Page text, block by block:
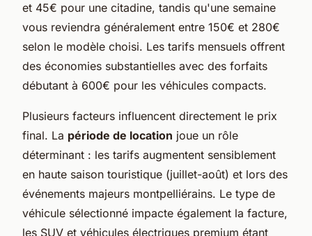
et 45€ pour une citadine, tandis qu'une semaine
vous reviendra généralement entre 150€ et 280€
selon le modèle choisi. Les tarifs mensuels offrent
des économies substantielles avec des forfaits
débutant à 600€ pour les véhicules compacts.
Plusieurs facteurs influencent directement le prix
final. La période de location joue un rôle
déterminant : les tarifs augmentent sensiblement
en haute saison touristique (juillet-août) et lors des
événements majeurs montpelliérains. Le type de
véhicule sélectionné impacte également la facture,
les SUV et véhicules électriques premium étant